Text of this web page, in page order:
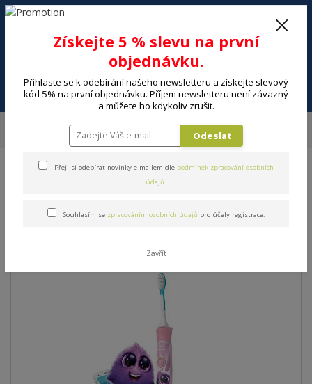
Menu
+420 602 494 600
Sonický zubní kartáček PHILIPS Sonicare HX6352/42
Sonický zubní kartáček
PHILIPS Sonicare HX6352/42
Získejte 5 % slevu na první
objednávku.
Přihlaste se k odebírání našeho newsletteru a získejte slevový
kód 5% na první objednávku. Příjem newsletteru není závazný
a můžete ho kdykoliv zrušit.
Odeslat
Přeji si odebírat novinky e-mailem dle podmínek zpracování osobních
údajů.
Souhlasím se zpracováním osobních údajů pro účely registrace.
Zavřít